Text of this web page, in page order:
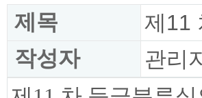
제목
제11
작성자
관리